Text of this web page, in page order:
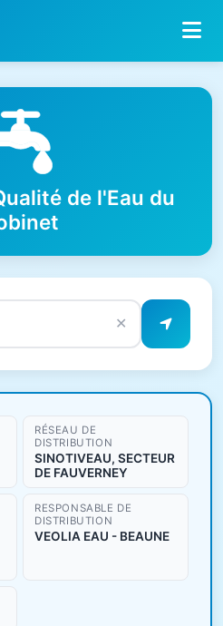
de l'Eau du
✕
de l'eau
RÉSEAU DE
DISTRIBUTION
SINOTIVEAU, SECTEUR
DE FAUVERNEY
RESPONSABLE DE
DISTRIBUTION
VEOLIA EAU - BEAUNE